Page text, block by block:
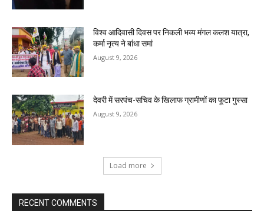
विश्व आदिवासी दिवस पर निकली भव्य मंगल कलश यात्रा,
कर्मा नृत्य ने बांधा समां
August 9, 2026
देवरी में सरपंच-सचिव के खिलाफ ग्रामीणों का फूटा गुस्सा
August 9, 2026
Load more
RECENT COMMENTS